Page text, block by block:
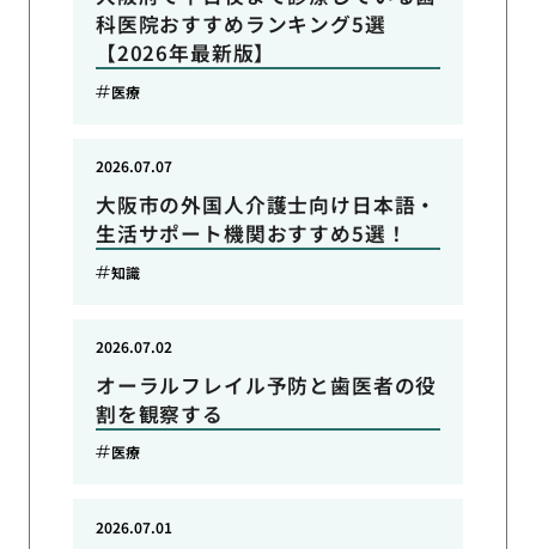
科医院おすすめランキング5選
【2026年最新版】
医療
大阪市の外国人介護士向け日本語・
生活サポート機関おすすめ5選！
2026.07.07
知識
オーラルフレイル予防と歯医者の役
割を観察する
2026.07.02
医療
2026.07.01